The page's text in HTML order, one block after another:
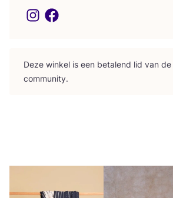
Deze win­kel is een beta­lend lid van de
community.